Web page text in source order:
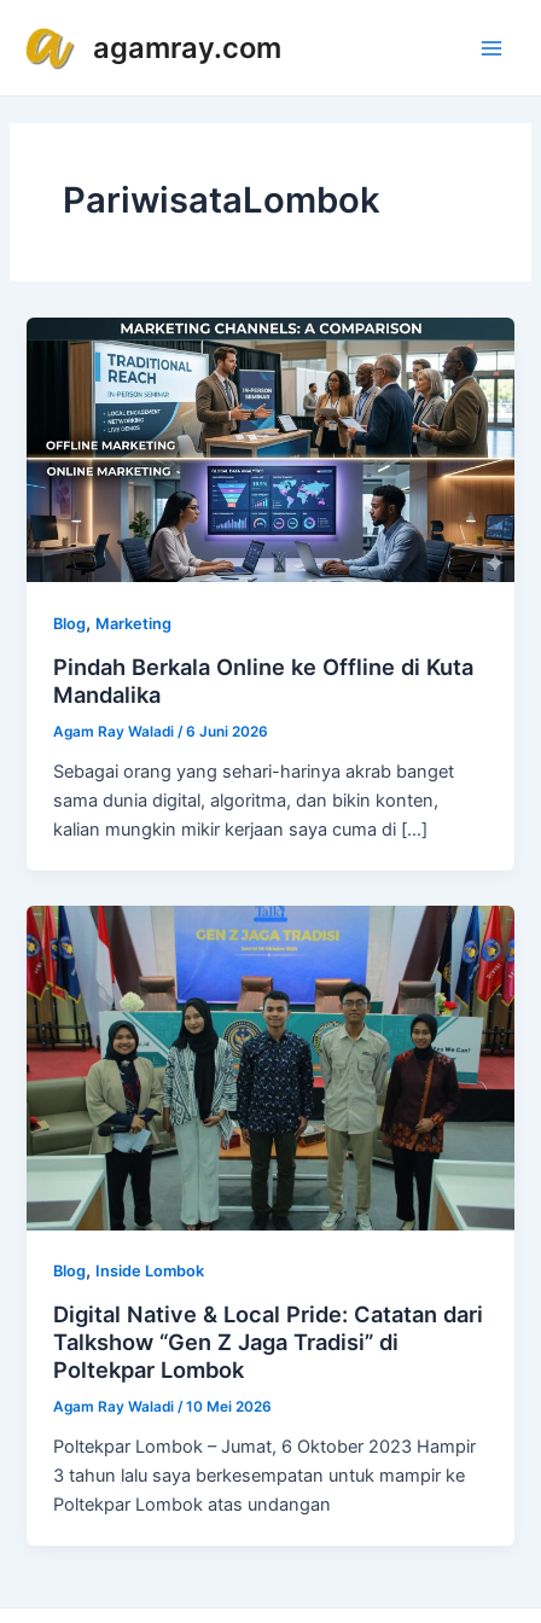
konten
agamray.com
PariwisataLombok
Blog, Marketing
Pindah Berkala Online ke Offline di Kuta
Mandalika
Agam Ray Waladi/6 Juni 2026
Sebagai orang yang sehari-harinya akrab banget
sama dunia digital, algoritma, dan bikin konten,
kalian mungkin mikir kerjaan saya cuma di […]
Blog, Inside Lombok
Digital Native & Local Pride: Catatan dari
Talkshow “Gen Z Jaga Tradisi” di
Poltekpar Lombok
Agam Ray Waladi/10 Mei 2026
Poltekpar Lombok – Jumat, 6 Oktober 2023 Hampir
3 tahun lalu saya berkesempatan untuk mampir ke
Poltekpar Lombok atas undangan